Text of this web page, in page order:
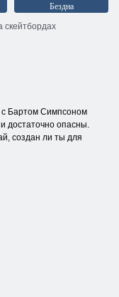
Бездна
скейтбордах
с Бартом Симпсоном
достаточно опасны.
создан ли ты для